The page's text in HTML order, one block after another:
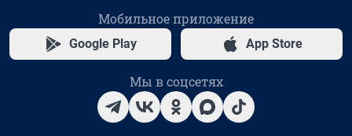
Мобильное приложение
Google Play App Store
Мы в соцсетях